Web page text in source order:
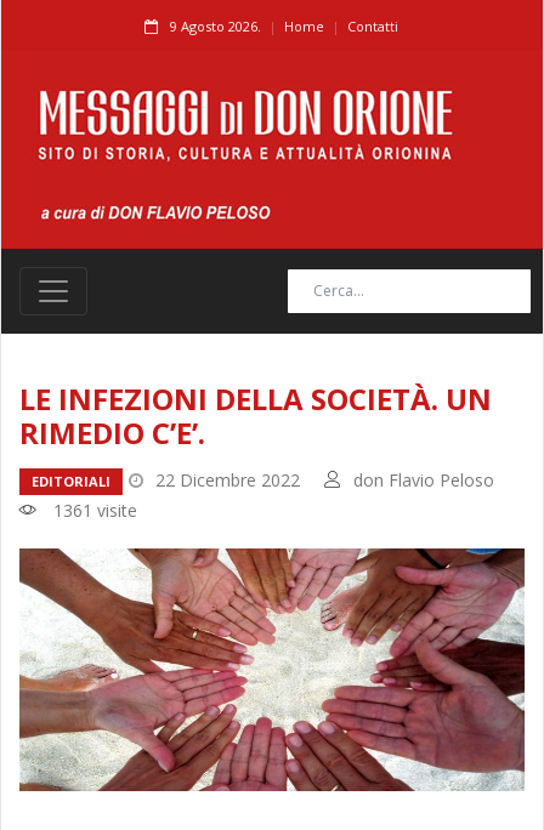
9 Agosto 2026. Home Contatti
LE INFEZIONI DELLA SOCIETÀ. UN
RIMEDIO C’E’.
EDITORIALI 22 Dicembre 2022
don Flavio Peloso
1361 visite